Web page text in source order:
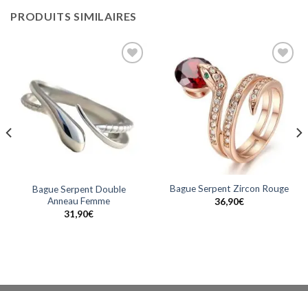
PRODUITS SIMILAIRES
Bague Serpent Double
Anneau Femme
31,90€
à la
wishlist
Bague Serpent Zircon Rouge
36,90€